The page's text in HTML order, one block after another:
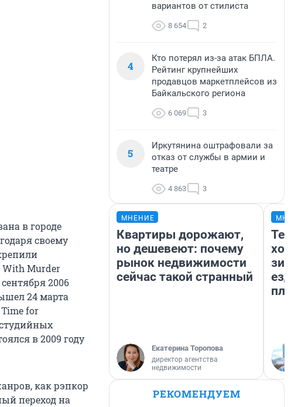
в городе
своему
With Murder
2006
24 марта
for
в 2009 году
как рэпкор
переход на
вариантов от стилиста
8 654 2
4
Кто потерял из-за атак БПЛА.
Рейтинг крупнейших
продавцов маркетплейсов из
Байкальского региона
6 069 3
5
Иркутянина оштрафовали за
отказ от службы в армии и
театре
4 863 3
МНЕНИЕ
Квартиры дорожают,
но дешевеют: почему
рынок недвижимости
сейчас такой странный
Екатерина Торопова
директор агентства
недвижимости
ездит
РЕКОМЕНДУЕМ